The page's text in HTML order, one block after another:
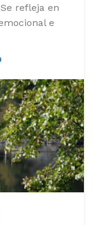
refleja en
e